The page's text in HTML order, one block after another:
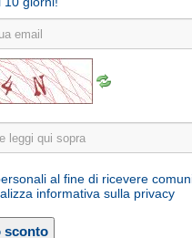
al fine di ricevere
informativa sulla privacy
Cerca
con raggiera 12